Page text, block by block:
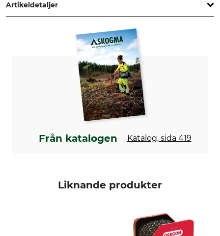
Artikeldetaljer
Drivlänkstjocklek/spårbredd
Märke
Oregon
Drivlänkar
Från katalogen Katalog, sida 419
Liknande produkter